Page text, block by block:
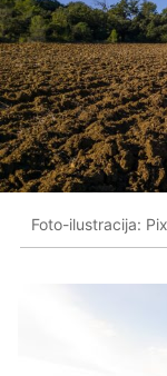
Foto-ilustracija: